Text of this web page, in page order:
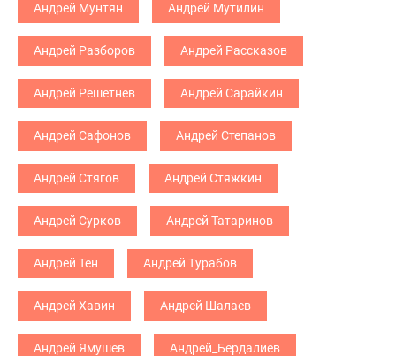
Андрей Мунтян Андрей Мутилин
Андрей Разборов Андрей Рассказов
Андрей Решетнев Андрей Сарайкин
Андрей Сафонов Андрей Степанов
Андрей Стягов Андрей Стяжкин
Андрей Сурков Андрей Татаринов
Андрей Тен Андрей Турабов
Андрей Хавин Андрей Шалаев
Андрей Ямушев Андрей_Бердалиев